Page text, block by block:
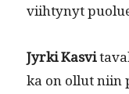
viihtynyt
Jyr­ki Kasvi
ka on ollut niin